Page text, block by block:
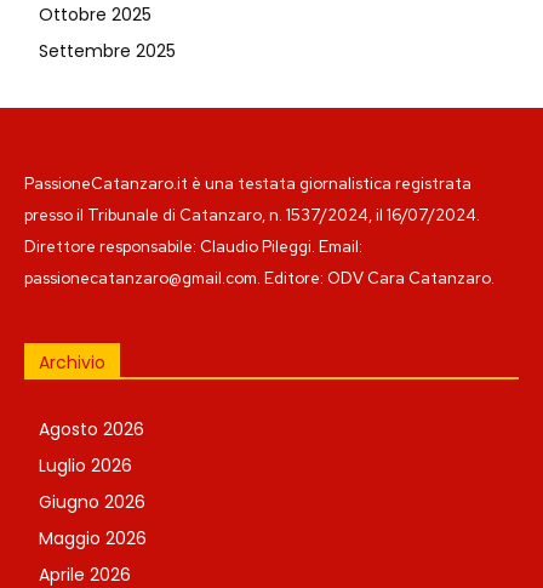
Ottobre 2025
Settembre 2025
PassioneCatanzaro.it è una testata giornalistica registrata
presso il Tribunale di Catanzaro, n. 1537/2024, il 16/07/2024.
Direttore responsabile: Claudio Pileggi. Email:
passionecatanzaro@gmail.com. Editore: ODV Cara Catanzaro.
Archivio
Agosto 2026
Luglio 2026
Giugno 2026
Maggio 2026
Aprile 2026